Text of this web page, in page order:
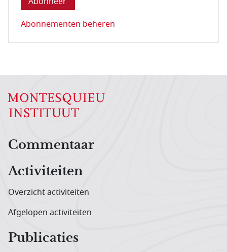
Abonnementen beheren
Hoofdnavigatiemenu
Commentaar
Activiteiten
Overzicht activiteiten
Afgelopen activiteiten
Publicaties